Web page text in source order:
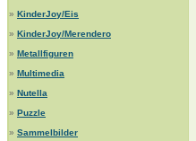
» KinderJoy/Eis
» KinderJoy/Merendero
» Metallfiguren
» Multimedia
» Nutella
» Puzzle
» Sammelbilder